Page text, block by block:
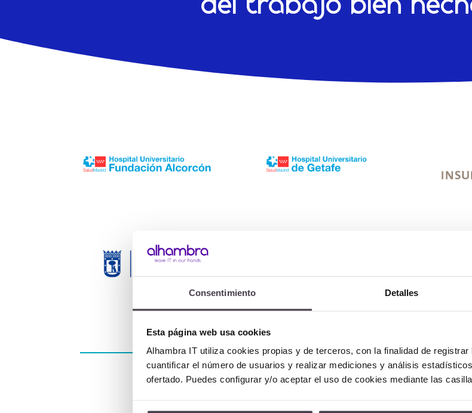
Consentimiento Detalles
Esta página web usa cookies
Alhambra IT utiliza cookies propias y de terceros, con la finalidad de
cuantificar el número de usuarios y realizar mediciones y análisis
ofertado. Puedes configurar y/o aceptar el uso de cookies mediante las